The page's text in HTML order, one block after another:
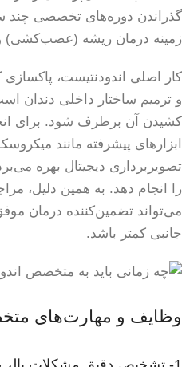
گذراندن دوره‌های تخصصی چند
زمینه درمان ریشه (عصب‌کشی)
کار اصلی اندودنتیست،
و ترمیم ساختار داخلی دندان
کشیدن آن برطرف شود. برای
ابزارهای پیشرفته مانند
تصویربرداری دیجیتال بهره
را انجام دهد. به همین دلیل،
می‌تواند تضمین‌کننده درمان
جانبی کمتر باشد.
وظایف و مهارت‌های